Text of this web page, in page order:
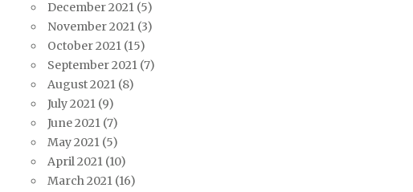
December 2021(5)
November 2021(3)
October 2021(15)
September 2021(7)
August 2021(8)
July 2021(9)
June 2021(7)
May 2021(5)
April 2021(10)
March 2021(16)